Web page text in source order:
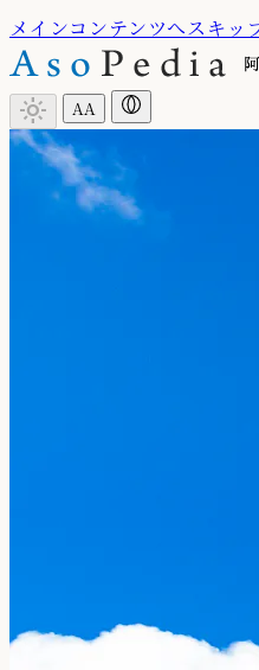
メインコンテンツへスキッ
light_mode AA